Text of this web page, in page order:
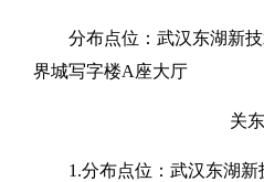
分布点位：武汉东湖新
界城写字楼A座大厅
关
1.分布点位：武汉东湖